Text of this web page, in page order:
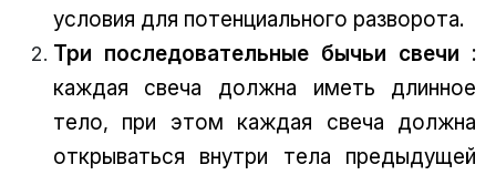
условия для потенциального разворота.
Три последовательные бычьи свечи :
каждая свеча должна иметь длинное
тело, при этом каждая свеча должна
открываться внутри тела предыдущей